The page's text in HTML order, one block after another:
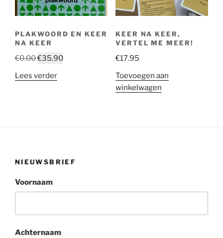
PLAKWOORD EN KEER
NA KEER
€0.00€35.90
Lees verder
KEER NA KEER,
VERTEL ME MEER!
€17.95
Toevoegen aan
winkelwagen
NIEUWSBRIEF
Voornaam
Achternaam